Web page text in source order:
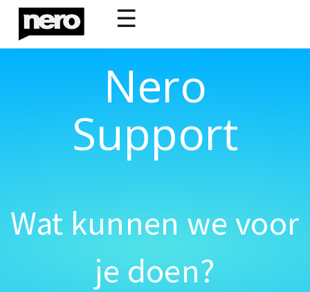
☰
Nero
Support
Wat kunnen we voor
je doen?